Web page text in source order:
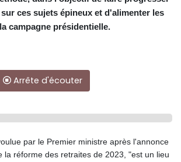
ces sujets épineux et d'alimenter les
campagne présidentielle.
Arrête d'écouter
par le Premier ministre après l'annonce
la réforme des retraites de 2023, "est un lieu